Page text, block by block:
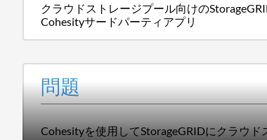
クラウドストレージプール向けの
Cohesityサードパーティアプリ
問題
Cohesityを使用してStorageGRIDにクラウ